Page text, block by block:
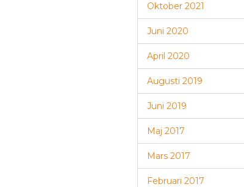
Oktober 2021
Juni 2020
April 2020
Augusti 2019
Juni 2019
Maj 2017
Mars 2017
Februari 2017